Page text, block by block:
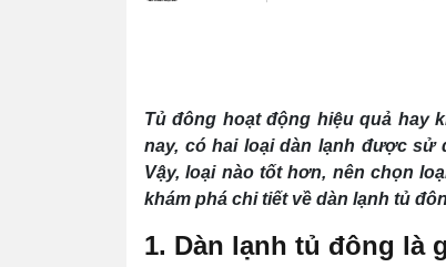
Tủ đông hoạt động hiệu quả hay
nay, có hai loại dàn lạnh được sử
Vậy, loại nào tốt hơn, nên chọn
khám phá chi tiết về dàn lạnh tủ
1. Dàn lạnh tủ đông là